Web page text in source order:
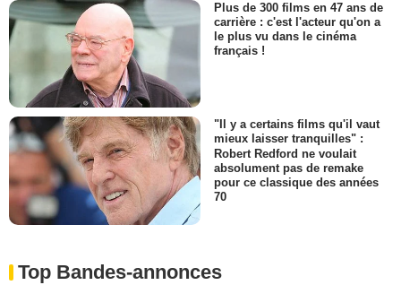
Plus de 300 films en 47 ans de
carrière : c'est l'acteur qu'on a
le plus vu dans le cinéma
français !
"Il y a certains films qu'il vaut
mieux laisser tranquilles" :
Robert Redford ne voulait
absolument pas de remake
pour ce classique des années
70
Top Bandes-annonces